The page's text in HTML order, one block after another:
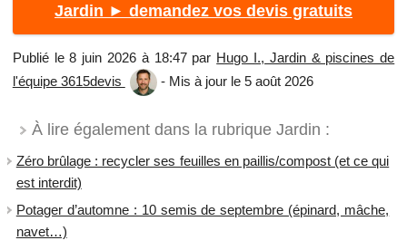
Jardin ► demandez vos devis gratuits
Publié le 8 juin 2026 à 18:47 par Hugo I., Jardin & piscines de
l'équipe 3615devis
- Mis à jour le 5 août 2026
À lire également dans la rubrique Jardin :
Zéro brûlage : recycler ses feuilles en paillis/compost (et ce qui
est interdit)
Potager d’automne : 10 semis de septembre (épinard, mâche,
navet…)